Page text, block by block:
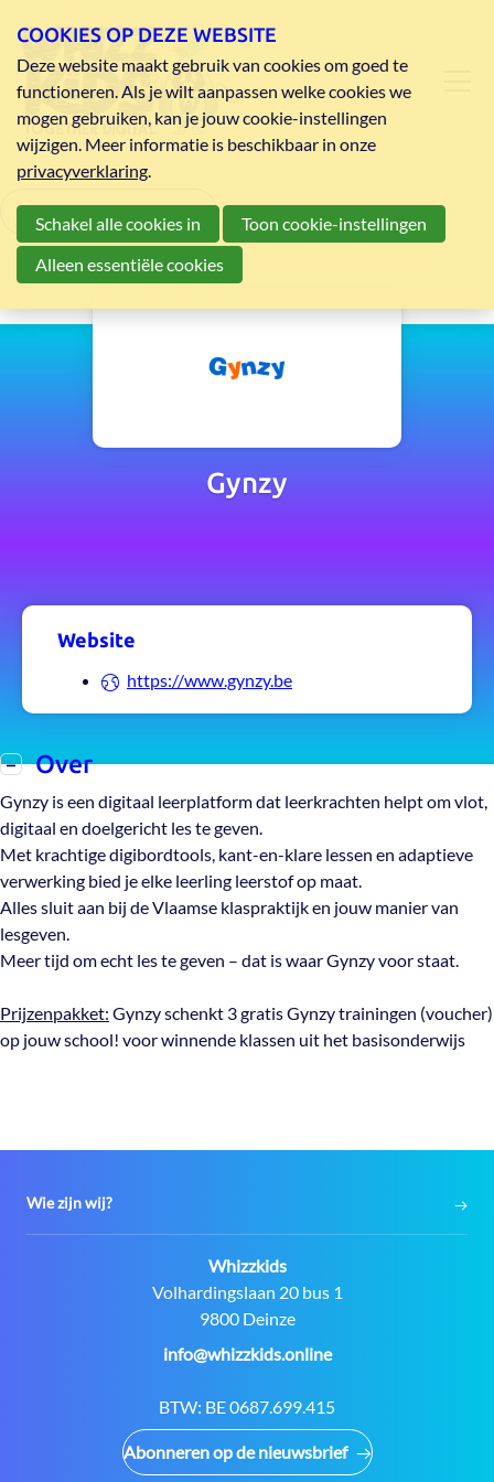
Terug naar overzicht
Gynzy
Website
https://www.gynzy.be
Over
Korte
beschrijving:
Gynzy is een digitaal leerplatform dat leerkrachten helpt om vlot,
digitaal en doelgericht les te geven.
Met krachtige digibordtools, kant-en-klare lessen en adaptieve
verwerking bied je elke leerling leerstof op maat.
Alles sluit aan bij de Vlaamse klaspraktijk en jouw manier van
lesgeven.
Meer tijd om echt les te geven – dat is waar Gynzy voor staat.
Prijzenpakket: Gynzy schenkt 3gratis Gynzy trainingen (voucher)
op jouw school! voor winnende klassen uit het basisonderwijs
Wie zijn wij?
Contact:
Whizzkids
Adres:
Volhardingslaan 20 bus 1
9800 Deinze
E-
info@whizzkids.online
BTW: BE 0687.699.415
Abonneren op de nieuwsbrief
COOKIES OP DEZE WEBSITE
Deze website maakt gebruik van cookies om goed te
functioneren. Als je wilt aanpassen welke cookies we
mogen gebruiken, kan je jouw cookie-instellingen
wijzigen. Meer informatie is beschikbaar in onze
privacyverklaring.
Schakel alle cookies in
Toon cookie-instellingen
Alleen essentiële cookies